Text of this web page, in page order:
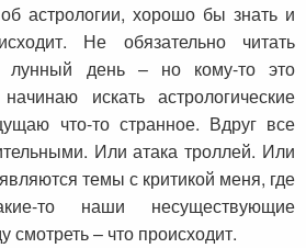
астрологии, хорошо бы знать и
Не обязательно читать
лунный день – но кому-то это
искать астрологические
что-то странное. Вдруг все
Или атака троллей. Или
темы с критикой меня, где
то наши несуществующие
смотреть – что происходит.